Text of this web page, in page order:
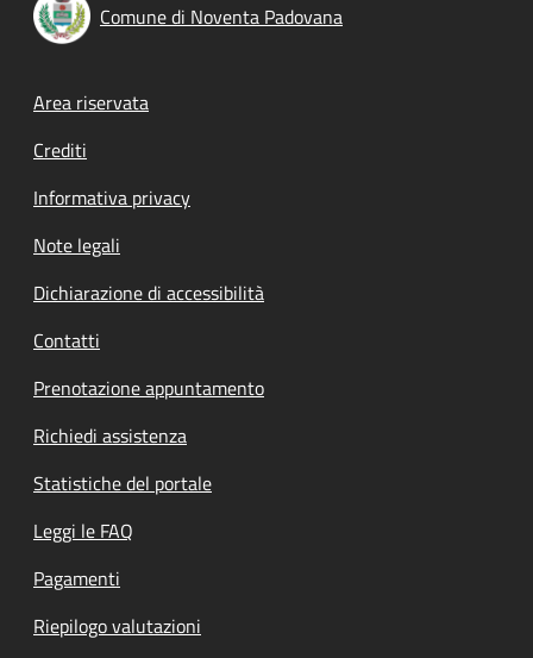
Comune di Noventa Padovana
Footer menu
Area riservata
Crediti
Informativa privacy
Note legali
Dichiarazione di accessibilità
Contatti
Prenotazione appuntamento
Richiedi assistenza
Statistiche del portale
Leggi le FAQ
Pagamenti
Riepilogo valutazioni